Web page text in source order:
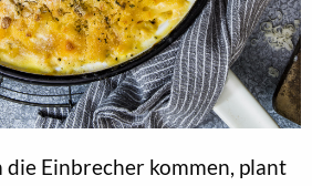
die Einbrecher kommen, plant